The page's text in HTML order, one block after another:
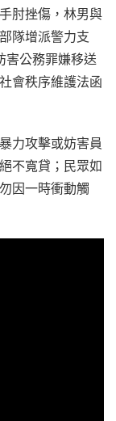
肘挫傷，林男與
隊增派警力支
害公務罪嫌移送
會秩序維護法函
力攻擊或妨害員
不寬貸；民眾如
因一時衝動觸